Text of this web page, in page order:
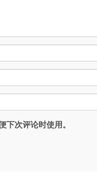
下次评论时使用。